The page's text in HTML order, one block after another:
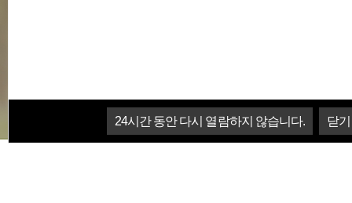
24시간 동안 다시 열람하지 않습니다. 닫기